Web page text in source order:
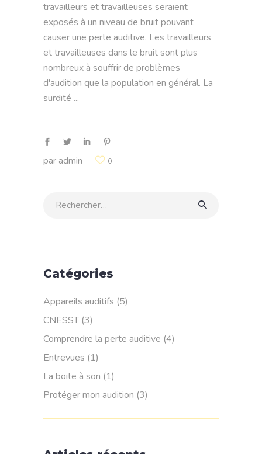
travailleurs et travailleuses seraient
exposés à un niveau de bruit pouvant
causer une perte auditive. Les travailleurs
et travailleuses dans le bruit sont plus
nombreux à souffrir de problèmes
d'audition que la population en général. La
surdité
paradmin 0
Rechercher:
Catégories
Appareils auditifs (5)
CNESST (3)
Comprendre la perte auditive (4)
Entrevues (1)
La boite à son (1)
Protéger mon audition (3)